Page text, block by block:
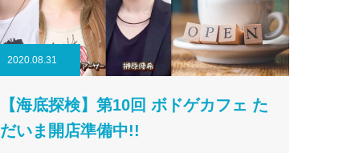
2020.08.31
【海底探検】第10回 ボドゲカフェ た
だいま開店準備中!!